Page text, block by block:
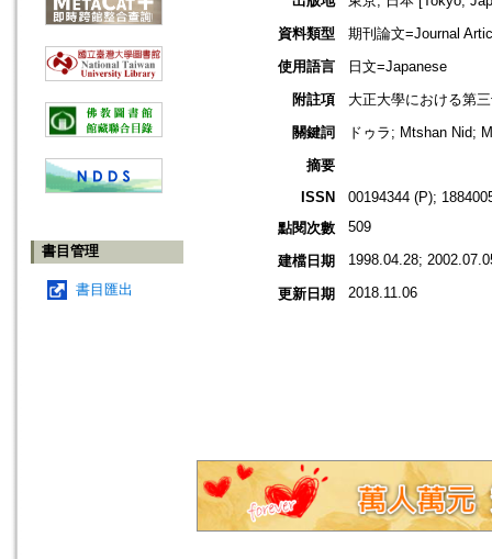
書目管理
書目匯出
資料類型
期刊論文=Journal
使用語言
日文=Japanese
附註項
大正大學における第
關鍵詞
ドゥラ; Mtshan Nid;
摘要
ISSN
00194344 (P);
點閱次數
509
建檔日期 1998.04.28;
更新日期 2018.11.06